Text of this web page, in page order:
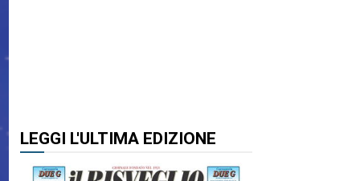
LEGGI L'ULTIMA EDIZIONE